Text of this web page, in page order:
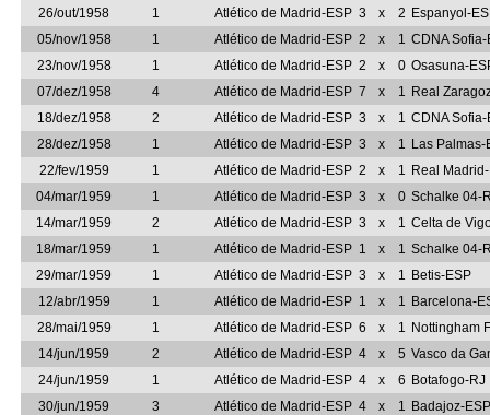
26/out/1958 1 Atlético de Madrid-ESP 3 x 2 Espanyol-
05/nov/1958
1 Atlético de Madrid-ESP 2 x 1 CDNA Sofia-
23/nov/1958
1 Atlético de Madrid-ESP 2 x 0 Osasuna-
07/dez/1958
4 Atlético de Madrid-ESP 7 x 1 Real
18/dez/1958
2 Atlético de Madrid-ESP 3 x 1 CDNA Sofia-
28/dez/1958
1 Atlético de Madrid-ESP 3 x 1 Las Palmas-
22/fev/1959
1 Atlético de Madrid-ESP 2 x 1 Real
04/mar/1959
1 Atlético de Madrid-ESP 3 x 0 Schalke 04-
14/mar/1959
2 Atlético de Madrid-ESP 3 x 1 Celta de
18/mar/1959
1 Atlético de Madrid-ESP 1 x 1 Schalke 04-
29/mar/1959
1 Atlético de Madrid-ESP 3 x 1 Betis-ESP
12/abr/1959
1 Atlético de Madrid-ESP 1 x 1 Barcelona-
28/mai/1959
1 Atlético de Madrid-ESP 6 x 1 Nottingham
14/jun/1959
2 Atlético de Madrid-ESP 4 x 5 Vasco da
24/jun/1959
1 Atlético de Madrid-ESP 4 x 6 Botafogo-RJ
30/jun/1959
3 Atlético de Madrid-ESP 4 x 1 Badajoz-ESP